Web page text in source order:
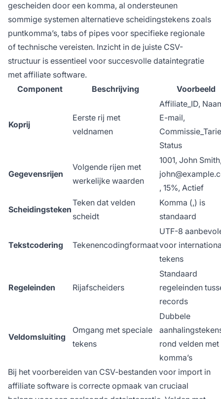
gescheiden door een komma, al ondersteunen
sommige systemen alternatieve scheidingstekens zoals
puntkomma’s, tabs of pipes voor specifieke regionale
of technische vereisten. Inzicht in de juiste CSV-
structuur is essentieel voor succesvolle dataintegratie
met affiliate software.
Component
Beschrijving Voorbeeld
Koprij
Eerste rij met
veldnamen
Affiliate_ID,
E-mail,
Status
Gegevensrijen
Volgende rijen met
werkelijke waarden
1001, John
, 15%, Actief
Scheidingsteken
Teken dat velden
scheidt
Komma (,) is
standaard
Tekstcodering Tekenencodingformaat
UTF-8
voor
tekens
Regeleinden Rijafscheiders
Standaard
regeleinden
records
Veldomsluiting
Omgang met speciale
tekens
Dubbele
rond velden met
komma’s
Bij het voorbereiden van CSV-bestanden voor import in
affiliate software is correcte opmaak van cruciaal